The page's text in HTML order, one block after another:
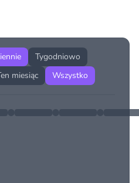
Tygodniowo
miesiąc Wszystko